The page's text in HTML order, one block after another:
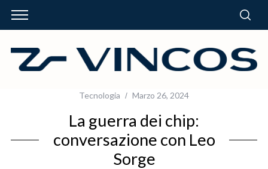
Tecnologia Marzo 26, 2024
La guerra dei chip:
conversazione con Leo
Sorge